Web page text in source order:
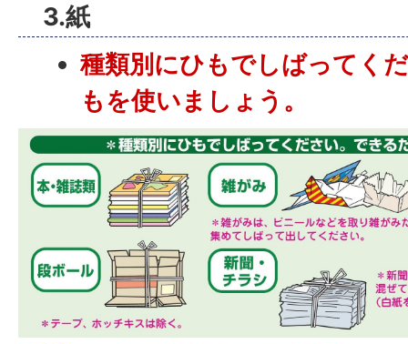
3.紙
種類別にひもでしばってく
もを使いましょう。